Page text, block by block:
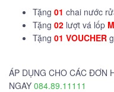
Tặng 01 chai nước
Tặng 02 lượt vá lốp
Tặng 01 VOUCHER
ÁP DỤNG CHO CÁC ĐƠN
NGAY 084.89.11111